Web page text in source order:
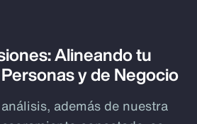
Alineando tu
y de Negocio
además de nuestra